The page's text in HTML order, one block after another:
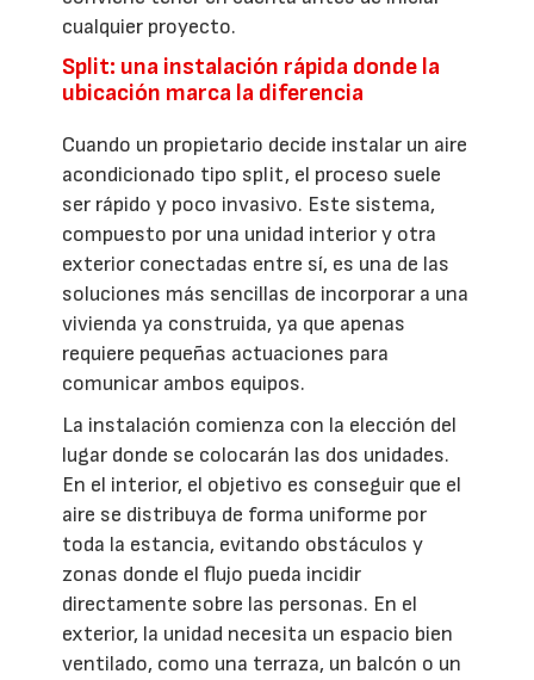
cualquier proyecto.
Split: una instalación rápida donde la
ubicación marca la diferencia
Cuando un propietario decide instalar un aire
acondicionado tipo split, el proceso suele
ser rápido y poco invasivo. Este sistema,
compuesto por una unidad interior y otra
exterior conectadas entre sí, es una de las
soluciones más sencillas de incorporar a una
vivienda ya construida, ya que apenas
requiere pequeñas actuaciones para
comunicar ambos equipos.
La instalación comienza con la elección del
lugar donde se colocarán las dos unidades.
En el interior, el objetivo es conseguir que el
aire se distribuya de forma uniforme por
toda la estancia, evitando obstáculos y
zonas donde el flujo pueda incidir
directamente sobre las personas. En el
exterior, la unidad necesita un espacio bien
ventilado, como una terraza, un balcón o un